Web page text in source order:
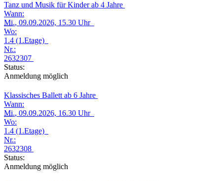
Tanz und Musik für Kinder ab 4 Jahre
Wann:
Mi., 09.09.2026, 15.30 Uhr
Wo:
1.4 (1.Etage)
Nr.:
2632307
Status:
Anmeldung möglich
Klassisches Ballett ab 6 Jahre
Wann:
Mi., 09.09.2026, 16.30 Uhr
Wo:
1.4 (1.Etage)
Nr.:
2632308
Status:
Anmeldung möglich